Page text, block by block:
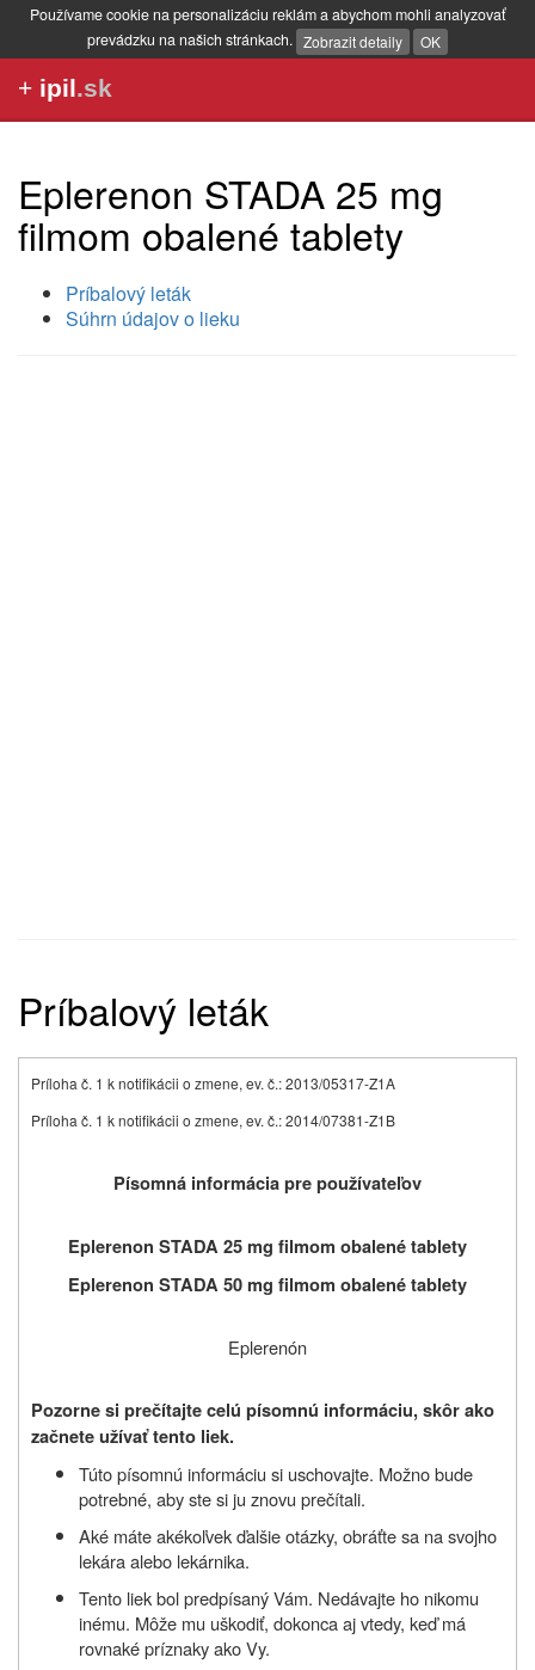
Používame cookie na personalizáciu reklám a abychom mohli analyzovať
prevádzku na našich stránkach. Zobrazit detaily OK
+ ipil.sk
Eplerenon STADA 25 mg
filmom obalené tablety
Príbalový leták
Súhrn údajov o lieku
Príbalový leták
Príloha č. 1 k notifikácii o zmene, ev. č.: 2013/05317-Z1A
Príloha č. 1 k notifikácii o zmene, ev. č.: 2014/07381-Z1B
Písomná informácia pre používateľov
Eplerenon STADA 25 mg filmom obalené tablety
Eplerenon STADA 50 mg filmom obalené tablety
Eplerenón
Pozorne si prečítajte celú písomnú informáciu, skôr ako
začnete užívať tento liek.
Túto písomnú informáciu si uschovajte. Možno bude
potrebné, aby ste si ju znovu prečítali.
Aké máte akékoľvek ďalšie otázky, obráťte sa na svojho
lekára alebo lekárnika.
Tento liek bol predpísaný Vám. Nedávajte ho nikomu
inému. Môže mu uškodiť, dokonca aj vtedy, keď má
rovnaké príznaky ako Vy.